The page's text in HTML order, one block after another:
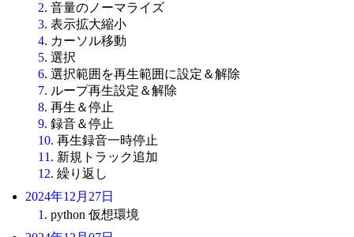
2. 音量のノーマライズ
3. 表示拡大縮小
4. カーソル移動
5. 選択
6. 選択範囲を再生範囲に設定＆解除
7. ループ再生設定＆解除
8. 再生＆停止
9. 録音＆停止
10. 再生録音一時停止
11 . 新規トラック追加
12. 繰り返し
2024年12月27日
1 . python 仮想環境